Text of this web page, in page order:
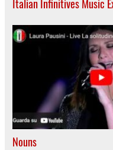
Italian Infinitives Music
Nouns